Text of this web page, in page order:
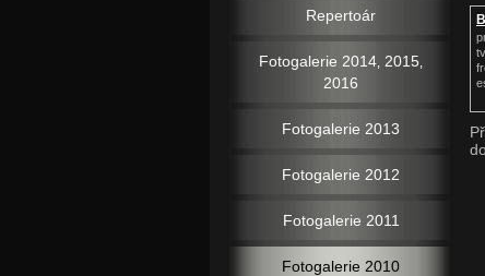
Repertoár
Fotogalerie 2014‚ 2015‚
2016
Fotogalerie 2013
Fotogalerie 2012
Fotogalerie 2011
Fotogalerie 2010